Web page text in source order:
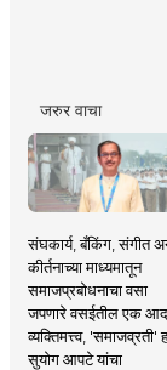
जरुर वाचा
संघकार्य, बँकिंग, संगीत
कीर्तनाच्या माध्यमातून
समाजप्रबोधनाचा वसा
जपणारे वसईतील एक
व्यक्तिमत्त्व, 'समाजव्रती'
सुयोग आपटे यांचा